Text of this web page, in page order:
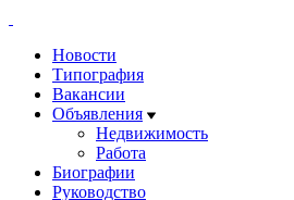
Новости
Типография
Вакансии
Объявления
Недвижимость
Работа
Биографии
Руководство